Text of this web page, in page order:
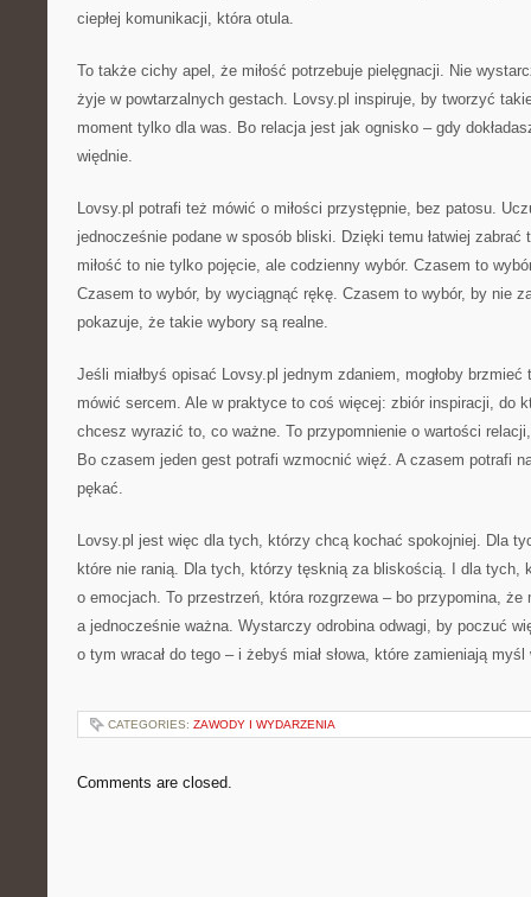
ciepłej komunikacji, która otula.
To także cichy apel, że miłość potrzebuje pielęgnacji. Nie
żyje w powtarzalnych gestach. Lovsy.pl inspiruje, by tworzyć
moment tylko dla was. Bo relacja jest jak ognisko – gdy
więdnie.
Lovsy.pl potrafi też mówić o miłości przystępnie, bez patosu.
jednocześnie podane w sposób bliski. Dzięki temu łatwiej
miłość to nie tylko pojęcie, ale codzienny wybór. Czasem to
Czasem to wybór, by wyciągnąć rękę. Czasem to wybór, by nie
pokazuje, że takie wybory są realne.
Jeśli miałbyś opisać Lovsy.pl jednym zdaniem, mogłoby
mówić sercem. Ale w praktyce to coś więcej: zbiór inspiracji, do
chcesz wyrazić to, co ważne. To przypomnienie o wartości
Bo czasem jeden gest potrafi wzmocnić więź. A czasem potrafi
pękać.
Lovsy.pl jest więc dla tych, którzy chcą kochać spokojniej. Dla
które nie ranią. Dla tych, którzy tęsknią za bliskością. I dla tych,
o emocjach. To przestrzeń, która rozgrzewa – bo przypomina, że
a jednocześnie ważna. Wystarczy odrobina odwagi, by poczuć
o tym wracał do tego – i żebyś miał słowa, które zamieniają myśl
CATEGORIES: ZAWODY I WYDARZENIA
Comments are closed.